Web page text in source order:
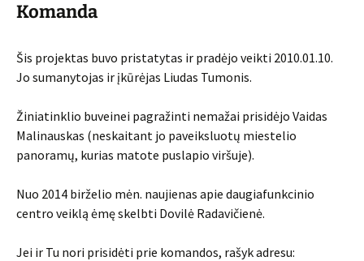
Komanda
Šis projektas buvo pristatytas ir pradėjo veikti 2010.01.10.
Jo sumanytojas ir įkūrėjas Liudas Tumonis.
Žiniatinklio buveinei pagražinti nemažai prisidėjo Vaidas
Malinauskas (neskaitant jo paveiksluotų miestelio
panoramų, kurias matote puslapio viršuje).
Nuo 2014 birželio mėn. naujienas apie daugiafunkcinio
centro veiklą ėmę skelbti Dovilė Radavičienė.
Jei ir Tu nori prisidėti prie komandos, rašyk adresu: